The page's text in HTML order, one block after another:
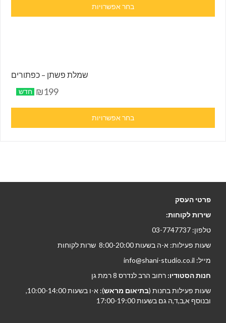
בחר אפשרויות
שמלת פשתן – כפתורים
₪199 חדש
בחר אפשרויות
פרטי העסק
שירות לקוחות:
טלפון: 03-7747737
שעות פעילות: א-ה בשעות 8:00-20:00 שרות לקוחות
מייל: info@shani-studio.co.il
חנות הסטודיו: רחוב הרב לנדרס 8 רמת גן
שעות פעילות בחנות (בתיאום מראש
): א-ו בשעות 10:00-14:00,
ובנוסף א,ב,ד,ה גם בשעות 17:00-19:00